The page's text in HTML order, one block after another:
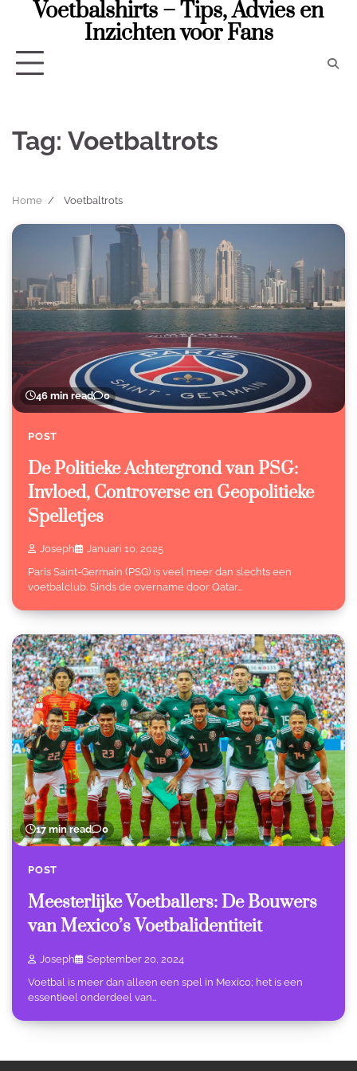
Voetbalshirts – Tips, Advies en
Inzichten voor Fans
Tag: Voetbaltrots
Home Voetbaltrots
46 min read 0
POST
De Politieke Achtergrond van PSG:
Invloed, Controverse en Geopolitieke
Spelletjes
Joseph
Januari 10, 2025
Paris Saint-Germain (PSG) is veel meer dan slechts een
voetbalclub. Sinds de overname door Qatar…
17 min read 0
POST
Meesterlijke Voetballers: De Bouwers
van Mexico’s Voetbalidentiteit
Joseph
September 20, 2024
Voetbal is meer dan alleen een spel in Mexico; het is een
essentieel onderdeel van…